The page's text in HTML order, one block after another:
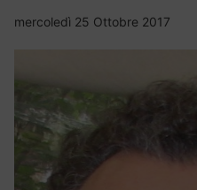
mercoledì 25 Ottobre 2017